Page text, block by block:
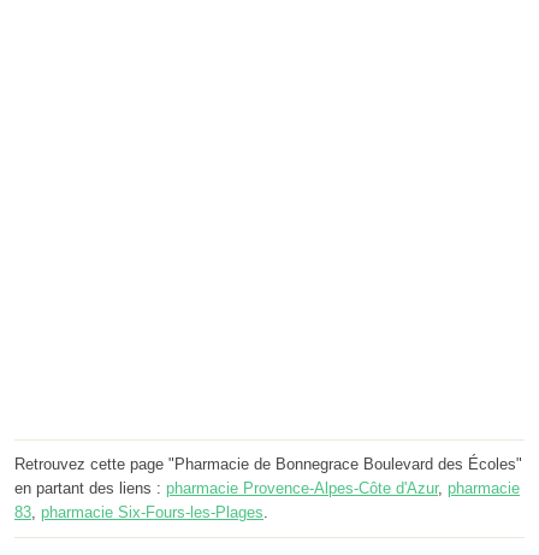
Retrouvez cette page "Pharmacie de Bonnegrace Boulevard des Écoles"
en partant des liens : pharmacie Provence-Alpes-Côte d'Azur, pharmacie
83, pharmacie Six-Fours-les-Plages.